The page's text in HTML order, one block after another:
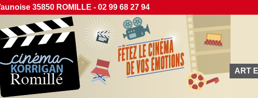
35850 ROMILLE - 02 99 68 27 94
ART